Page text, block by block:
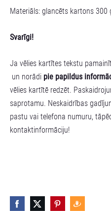
Materiāls: glancēts kartons 300
Svarīgi!
Ja vēlies kartītes tekstu
un norādi pie papildus
vēlies kartītē redzēt.
saprotamu. Neskaidrības
pastu vai telefona numuru,
kontaktinformāciju!